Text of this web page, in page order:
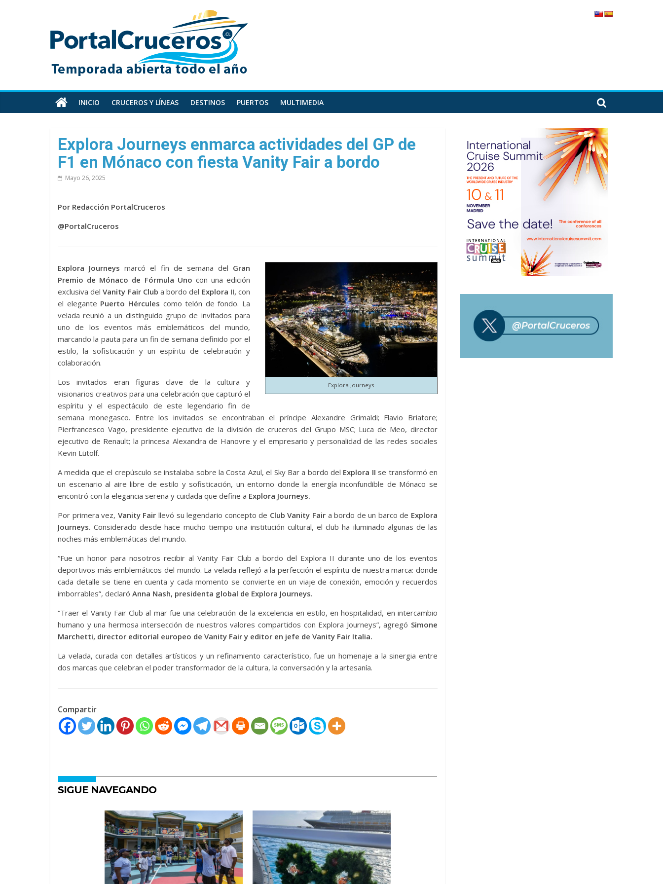
PortalCruceros
Toda
información
cruceros
en
un
sitio
INICIO CRUCEROS Y LÍNEAS DESTINOS PUERTOS MULTIMEDIA
Explora Journeys enmarca actividades del GP de
F1 en Mónaco con fiesta Vanity Fair a bordo
Mayo 26, 2025
Por Redacción PortalCruceros
@PortalCruceros
Explora Journeys
Explora Journeys marcó el fin de semana del Gran
Premio de Mónaco de Fórmula Uno con una edición
exclusiva delVanity Fair Club a bordo del Explora II, con
el elegante Puerto Hércules como telón de fondo. La
velada reunió a un distinguido grupo de invitados para
uno de los eventos más emblemáticos del mundo,
marcando la pauta para un fin de semana definido por el
estilo, la sofisticación y un espíritu de celebración y
colaboración.
Los invitados eran figuras clave de la cultura y
visionarios creativos para una celebración que capturó el
espíritu y el espectáculo de este legendario fin de
semana monegasco. Entre los invitados se encontraban el príncipe Alexandre Grimaldi; Flavio Briatore;
Pierfrancesco Vago, presidente ejecutivo de la división de cruceros del Grupo MSC; Luca de Meo, director
ejecutivo de Renault; la princesa Alexandra de Hanovre y el empresario y personalidad de las redes sociales
Kevin Lütolf.
A medida que el crepúsculo se instalaba sobre la Costa Azul, el Sky Bar a bordo del Explora II se transformó en
un escenario al aire libre de estilo y sofisticación, un entorno donde la energía inconfundible de Mónaco se
encontró con la elegancia serena y cuidada que define a Explora Journeys.
Por primera vez, Vanity Fair llevó su legendario concepto de Club Vanity Fair a bordo de un barco de Explora
Journeys. Considerado desde hace mucho tiempo una institución cultural, el club ha iluminado algunas de las
noches más emblemáticas del mundo.
“Fue un honor para nosotros recibir al Vanity Fair Club a bordo del Explora II durante uno de los eventos
deportivos más emblemáticos del mundo. La velada reflejó a la perfección el espíritu de nuestra marca: donde
cada detalle se tiene en cuenta y cada momento se convierte en un viaje de conexión, emoción y recuerdos
imborrables”, declaró Anna Nash, presidenta global de Explora Journeys.
“Traer el Vanity Fair Club al mar fue una celebración de la excelencia en estilo, en hospitalidad, en intercambio
humano y una hermosa intersección de nuestros valores compartidos con Explora Journeys”, agregó Simone
Marchetti, director editorial europeo de Vanity Fair y editor en jefe de Vanity Fair Italia.
La velada, curada con detalles artísticos y un refinamiento característico, fue un homenaje a la sinergia entre
dos marcas que celebran el poder transformador de la cultura, la conversación y la artesanía.
Compartir
SIGUE NAVEGANDO